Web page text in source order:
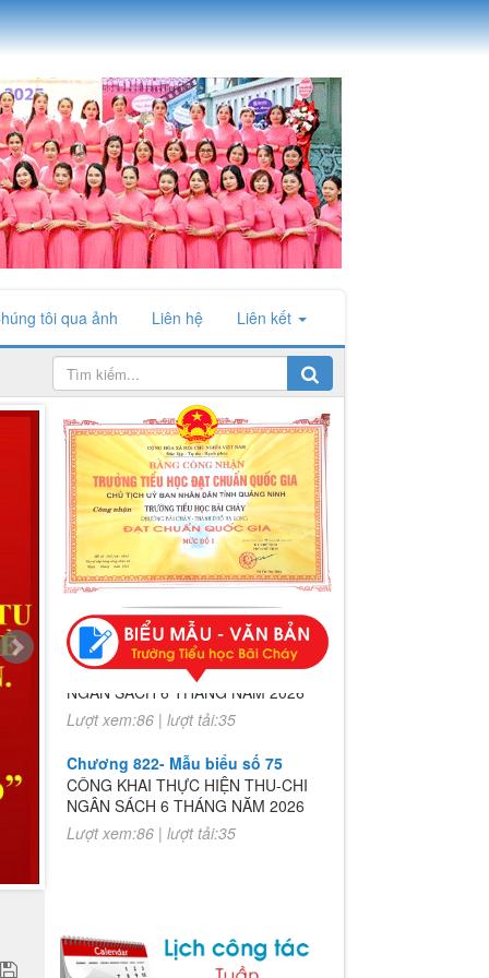
tôi qua ảnh Liên hệ Liên kết
Chương 822- Mẫu biểu số 75
CÔNG KHAI THỰC HIỆN THU-CHI
NGÂN SÁCH 6 THÁNG NĂM 2026
Lượt xem:86 | lượt tải:35
Chương 822- Mẫu biểu số 75
CÔNG KHAI THỰC HIỆN THU-CHI
NGÂN SÁCH 6 THÁNG NĂM 2026
Lượt xem:86 | lượt tải:35